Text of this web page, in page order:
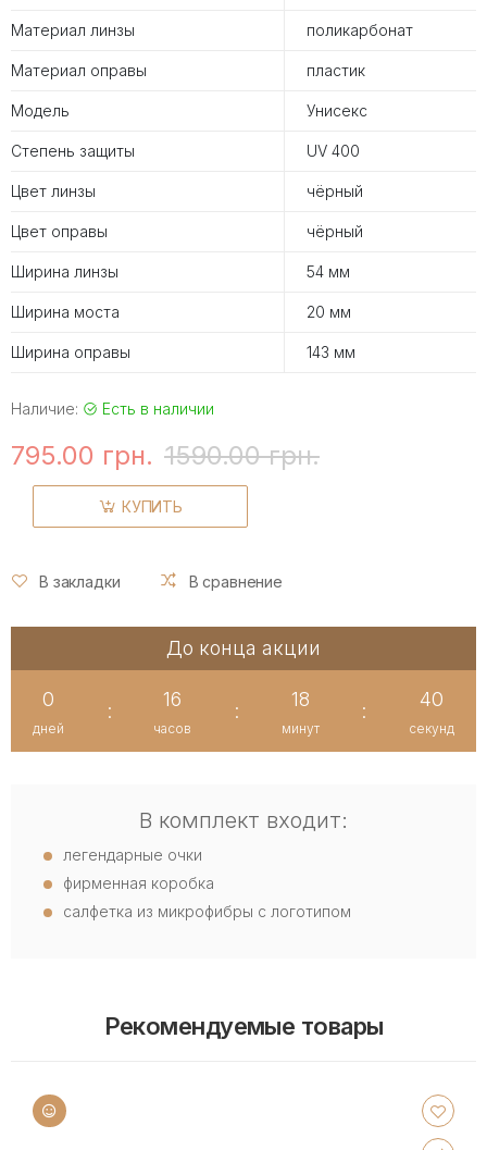
Материал линзы поликарбонат
Материал оправы пластик
Модель Унисекс
Степень защиты UV 400
Цвет линзы чёрный
Цвет оправы чёрный
Ширина линзы 54 мм
Ширина моста 20 мм
Ширина оправы 143 мм
Наличие: Есть в наличии
795.00 грн. 1590.00 грн.
КУПИТЬ
В закладки В сравнение
До конца акции
0
дней
:
16
часов
:
18
минут
:
39
секунд
В комплект входит:
легендарные очки
фирменная коробка
салфетка из микрофибры с логотипом
Рекомендуемые товары